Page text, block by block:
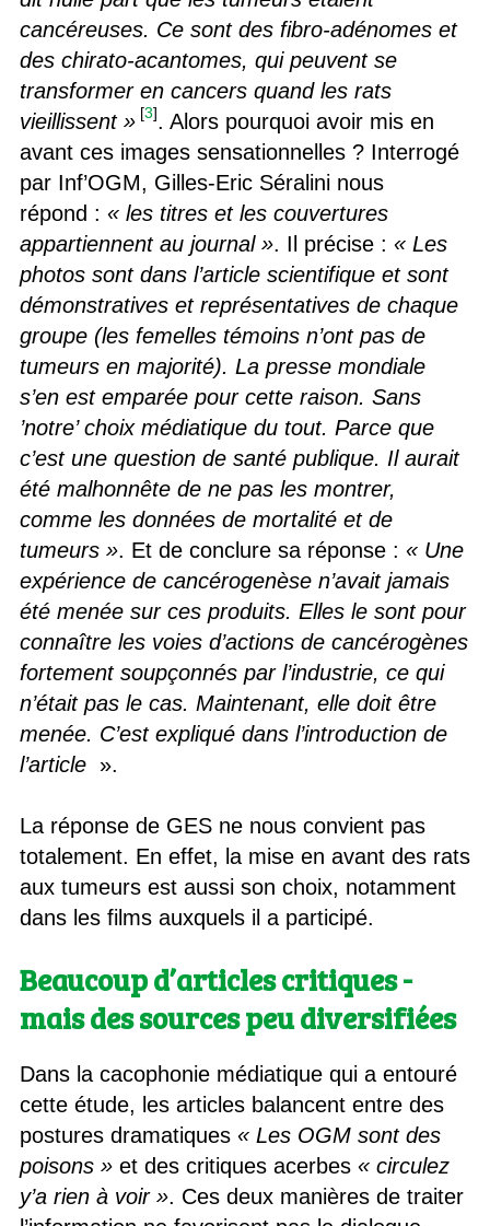
cancéreuses. Ce sont des fibro-adénomes et
des chirato-acantomes, qui peuvent se
transformer en cancers quand les rats
vieillissent » [3]. Alors pourquoi avoir mis en
avant ces images sensationnelles ? Interrogé
par Inf’OGM, Gilles-Eric Séralini nous
répond : « les titres et les couvertures
appartiennent au journal ». Il précise : « Les
photos sont dans l’article scientifique et sont
démonstratives et représentatives de chaque
groupe (les femelles témoins n’ont pas de
tumeurs en majorité). La presse mondiale
s’en est emparée pour cette raison. Sans
’notre’ choix médiatique du tout. Parce que
c’est une question de santé publique. Il aurait
été malhonnête de ne pas les montrer,
comme les données de mortalité et de
tumeurs ». Et de conclure sa réponse : « Une
expérience de cancérogenèse n’avait jamais
été menée sur ces produits. Elles le sont pour
connaître les voies d’actions de cancérogènes
fortement soupçonnés par l’industrie, ce qui
n’était pas le cas. Maintenant, elle doit être
menée. C’est expliqué dans l’introduction de
l’article ».
La réponse de GES ne nous convient pas
totalement. En effet, la mise en avant des rats
aux tumeurs est aussi son choix, notamment
dans les films auxquels il a participé.
Beaucoup d’articles critiques -
mais des sources peu diversifiées
Dans la cacophonie médiatique qui a entouré
cette étude, les articles balancent entre des
postures dramatiques « Les OGM sont des
poisons »et des critiques acerbes « circulez
y’a rien à voir ». Ces deux manières de traiter